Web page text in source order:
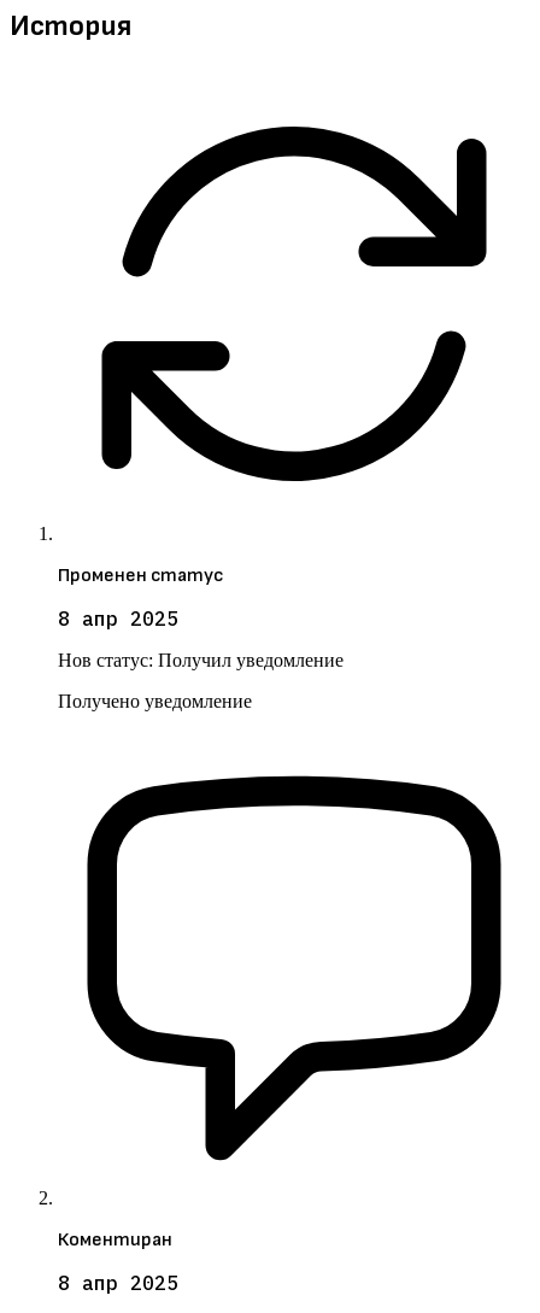
История
Променен статус
8 апр 2025
Нов статус: Получил уведомление
Получено уведомление
Коментиран
8 апр 2025